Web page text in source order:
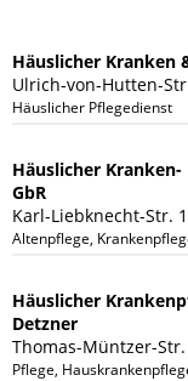
Häuslicher Kranken
Ulrich-von-Hutten-
Häuslicher Pflegedienst
Häuslicher
GbR
Karl-Liebknecht-Str.
Altenpflege,
Häuslicher
Detzner
Thomas-Müntzer-
Pflege,